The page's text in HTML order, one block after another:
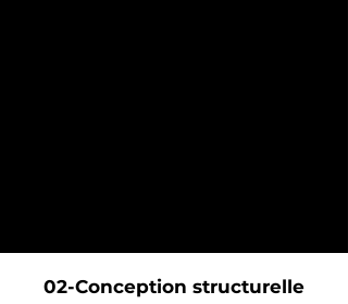
02-Conception structurelle